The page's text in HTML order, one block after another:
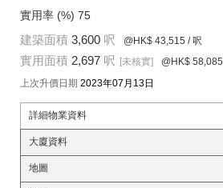
實用率 (%) 75
建築面積 3,600 呎 @HK$ 43,515 / 呎
實用面積 2,697 呎 [未核實] @HK$ 58,085
上次升價日期 2023年07月13日
詳細物業資料
大廈資料
地圖